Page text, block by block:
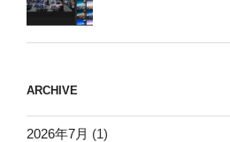
ARCHIVE
2026年7月 (1)